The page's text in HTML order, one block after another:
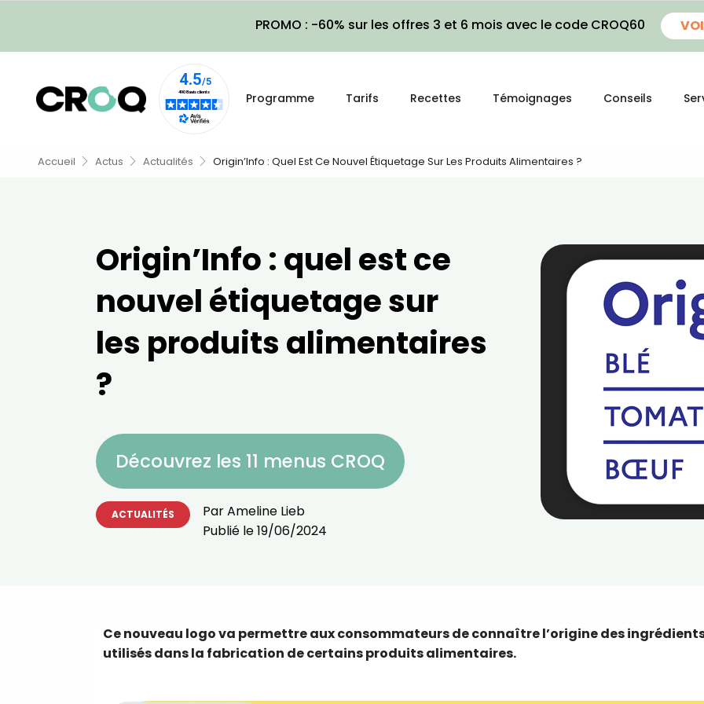
PROMO : -60% sur les offres 3 et 6 mois avec le code CROQ60
Programme Tarifs Recettes Témoignages Conseils
Accueil Actus Actualités Origin’Info : Quel Est Ce Nouvel Étiquetage Sur Les Produits Alimentaires ?
Origin’Info : quel est ce
nouvel étiquetage sur
les produits alimentaires
?
Découvrez les 11 menus CROQ
ACTUALITÉS ParAmeline Lieb
Publié le19/06/2024
Ce nouveau logo va permettre aux consommateurs de connaître l’origine des
utilisés dans la fabrication de certains produits alimentaires.